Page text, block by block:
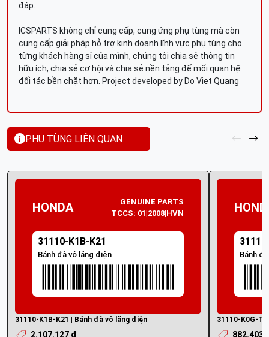
đáp.
ICSPARTS không chỉ cung cấp, cung ứng phụ tùng mà còn
cung cấp giải pháp hỗ trợ kinh doanh lĩnh vực phụ tùng cho
từng khách hàng sỉ của mình, chúng tôi chia sẻ thông tin
hữu ích, chia sẻ cơ hội và chia sẻ nền tảng để mối quan hệ
đối tác bền chặt hơn. Project developed by Do Viet Quang
PHỤ TÙNG LIÊN QUAN
HONDA
GENUINE PARTS
TCCS: 01|2008|HVN
31110-K1B-K21
Bánh đà vô lăng điện
31110-K1B-K21 | Bánh đà vô lăng điện
2.107.127 ₫
Bánh
31110-K0G-
882.403